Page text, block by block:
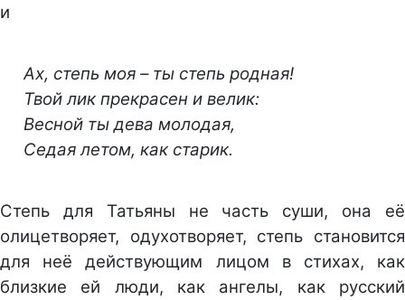
и
Ах, степь моя – ты степь родная!
Твой лик прекрасен и велик:
Весной ты дева молодая,
Седая летом, как старик.
Степь для Татьяны не часть суши, она её
олицетворяет, одухотворяет, степь становится
для неё действующим лицом в стихах, как
близкие ей люди, как ангелы, как русский